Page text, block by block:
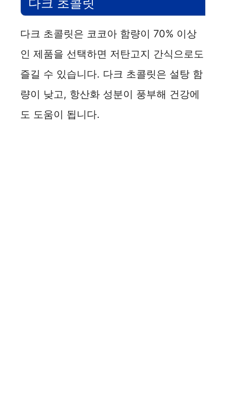
다크 초콜릿
다크 초콜릿은 코코아 함량이 70% 이상
인 제품을 선택하면 저탄고지 간식으로도
즐길 수 있습니다. 다크 초콜릿은 설탕 함
량이 낮고, 항산화 성분이 풍부해 건강에
도 도움이 됩니다.